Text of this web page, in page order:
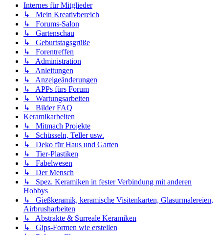
Internes für Mitglieder
↳ Mein Kreativbereich
↳ Forums-Salon
↳ Gartenschau
↳ Geburtstagsgrüße
↳ Forentreffen
↳ Administration
↳ Anleitungen
↳ Anzeigeänderungen
↳ APPs fürs Forum
↳ Wartungsarbeiten
↳ Bilder FAQ
Keramikarbeiten
↳ Mitmach Projekte
↳ Schüsseln, Teller usw.
↳ Deko für Haus und Garten
↳ Tier-Plastiken
↳ Fabelwesen
↳ Der Mensch
↳ Spez. Keramiken in fester Verbindung mit anderen
Hobbys
↳ Gießkeramik, keramische Visitenkarten, Glasurmalereien,
Airbrusharbeiten
↳ Abstrakte & Surreale Keramiken
↳ Gips-Formen wie erstellen